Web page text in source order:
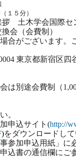
５分）
土木学会国際セ
（会費制）
合がございます。
東京都新宿区四谷
別途会費制（
。
申込サイト(http://
)をダウンロードして
加申込用紙」に
書の通信欄にご